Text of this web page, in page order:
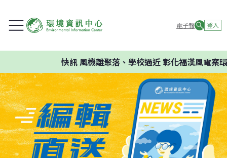
電子報 登入
快訊風機離聚落、學校過近 彰化福漢風電案環